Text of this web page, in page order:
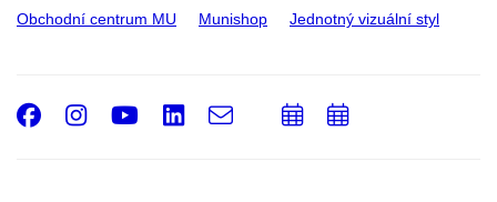
Obchodní centrum MU Munishop Jednotný vizuální styl
Facebook
Instagram
Youtube
LinkedIn
e-
PřidatPřidat